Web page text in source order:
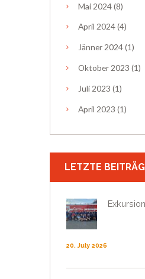
Mai 2024(8)
April 2024(4)
Jänner 2024(1)
Oktober 2023 (1)
Juli 2023 (1)
April 2023 (1)
LETZTE
20. July 2026